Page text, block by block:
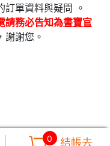
留下您的訂單資料與疑問 。
請務必告知為書寶官
謝謝您。
0 結帳去